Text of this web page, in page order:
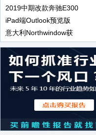
2019中期改款奔驰E300
iPad端Outlook预览版
意大利Northwindow获